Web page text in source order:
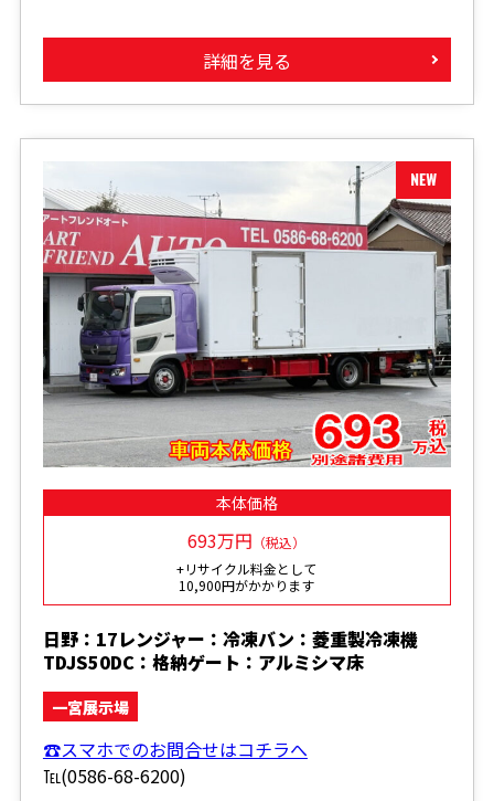
詳細を見る
本体価格
693万円 （税込）
+リサイクル料金として
10,900円がかかります
日野：17レンジャー：冷凍バン：菱重製冷凍機
TDJS50DC：格納ゲート：アルミシマ床
一宮展示場
☎スマホでのお問合せはコチラへ
℡(0586-68-6200)